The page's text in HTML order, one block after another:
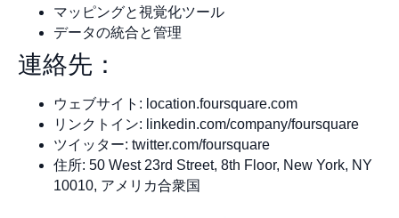
マッピングと視覚化ツール
データの統合と管理
連絡先：
ウェブサイト: location.foursquare.com
リンクトイン: linkedin.com/company/foursquare
ツイッター: twitter.com/foursquare
住所: 50 West 23rd Street, 8th Floor, New York, NY
10010, アメリカ合衆国